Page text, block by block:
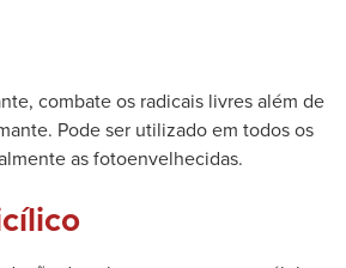
combate os radicais livres além de
Pode ser utilizado em todos os
as fotoenvelhecidas.